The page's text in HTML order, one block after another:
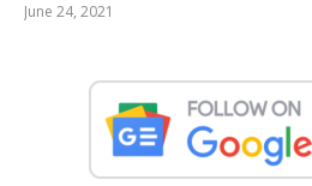
June 24, 2021